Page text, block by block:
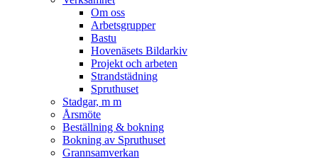
Om oss
Arbetsgrupper
Bastu
Hovenäsets Bildarkiv
Projekt och arbeten
Strandstädning
Spruthuset
Stadgar, m m
Årsmöte
Beställning & bokning
Bokning av Spruthuset
Grannsamverkan